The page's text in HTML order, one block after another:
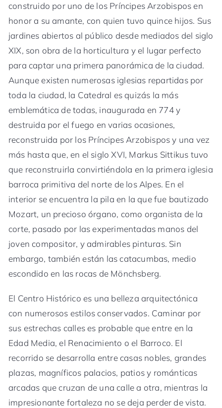
construido por uno de los Príncipes Arzobispos en
honor a su amante, con quien tuvo quince hijos. Sus
jardines abiertos al público desde mediados del siglo
XIX, son obra de la horticultura y el lugar perfecto
para captar una primera panorámica de la ciudad.
Aunque existen numerosas iglesias repartidas por
toda la ciudad, la Catedral es quizás la más
emblemática de todas, inaugurada en 774 y
destruida por el fuego en varias ocasiones,
reconstruida por los Príncipes Arzobispos y una vez
más hasta que, en el siglo XVI, Markus Sittikus tuvo
que reconstruirla convirtiéndola en la primera iglesia
barroca primitiva del norte de los Alpes. En el
interior se encuentra la pila en la que fue bautizado
Mozart, un precioso órgano, como organista de la
corte, pasado por las experimentadas manos del
joven compositor, y admirables pinturas. Sin
embargo, también están las catacumbas, medio
escondido en las rocas de Mönchsberg.
El Centro Histórico es una belleza arquitectónica
con numerosos estilos conservados. Caminar por
sus estrechas calles es probable que entre en la
Edad Media, el Renacimiento o el Barroco. El
recorrido se desarrolla entre casas nobles, grandes
plazas, magníficos palacios, patios y románticas
arcadas que cruzan de una calle a otra, mientras la
impresionante fortaleza no se deja perder de vista.